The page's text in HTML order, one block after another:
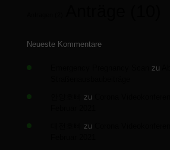
Neueste Kommentare
zu
zu
zu